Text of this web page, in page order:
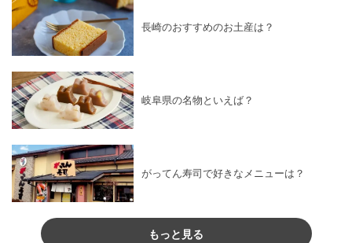
長崎のおすすめのお土産は？
岐阜県の名物といえば？
がってん寿司で好きなメニューは？
もっと見る